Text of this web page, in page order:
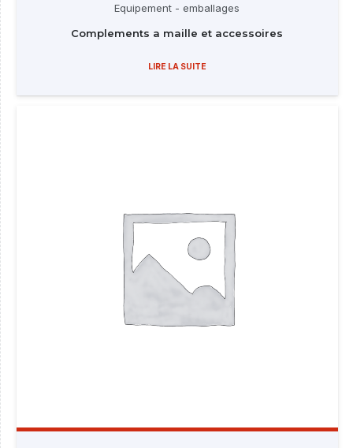
Equipement - emballages
Complements a maille et accessoires
LIRE LA SUITE